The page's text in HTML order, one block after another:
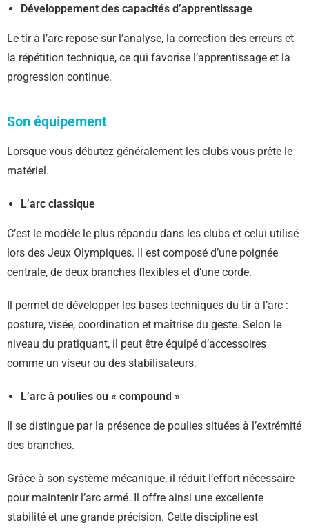
Développement des capacités d’apprentissage
Le tir à l’arc repose sur l’analyse, la correction des erreurs et
la répétition technique, ce qui favorise l’apprentissage et la
progression continue.
Son équipement
Lorsque vous débutez généralement les clubs vous prête le
matériel.
L’arc classique
C’est le modèle le plus répandu dans les clubs et celui utilisé
lors des Jeux Olympiques. Il est composé d’une poignée
centrale, de deux branches flexibles et d’une corde.
Il permet de développer les bases techniques du tir à l’arc :
posture, visée, coordination et maîtrise du geste. Selon le
niveau du pratiquant, il peut être équipé d’accessoires
comme un viseur ou des stabilisateurs.
L’arc à poulies ou « compound »
Il se distingue par la présence de poulies situées à l’extrémité
des branches.
Grâce à son système mécanique, il réduit l’effort nécessaire
pour maintenir l’arc armé. Il offre ainsi une excellente
stabilité et une grande précision. Cette discipline est